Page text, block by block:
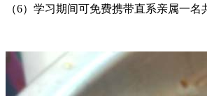
（6）学习期间可免费携带直系亲属一名